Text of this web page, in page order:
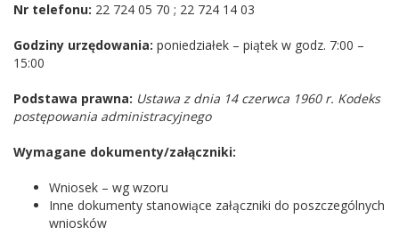
Nr telefonu: 22 724 05 70 ; 22 724 14 03
Godziny urzędowania: poniedziałek – piątek w godz. 7:00 –
15:00
Podstawa prawna: Ustawa z dnia 14 czerwca 1960 r. Kodeks
postępowania administracyjnego
Wymagane dokumenty/załączniki:
Wniosek – wg wzoru
Inne dokumenty stanowiące załączniki do poszczególnych
wniosków